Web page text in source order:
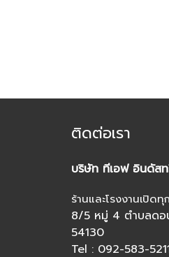
ติดต่อเรา
บริษัท ทีเอฟ อินดัส
ร้านและโรงงานเปิด
8/5 หมู่ 4 ตำบลดอ
54130
Tel : 092-583-